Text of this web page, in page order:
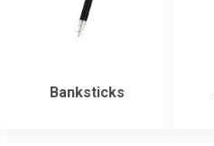
Banksticks